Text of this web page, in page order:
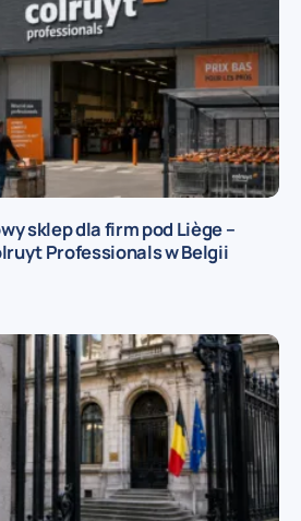
sklep dla firm pod Liège –
Professionals w Belgii